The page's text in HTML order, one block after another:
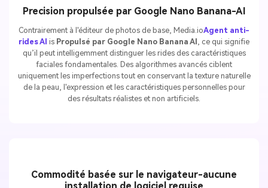
Precision propulsée par Google Nano Banana-AI
Contrairement à l'éditeur de photos de base, Media.ioAgent anti-
rides AI is Propulsé par Google Nano Banana AI , ce qui signifie
qu’il peut intelligemment distinguer les rides des caractéristiques
faciales fondamentales. Des algorithmes avancés ciblent
uniquement les imperfections tout en conservant la texture naturelle
de la peau, l'expression et les caractéristiques personnelles pour
des résultats réalistes et non artificiels.
Commodité basée sur le navigateur-aucune